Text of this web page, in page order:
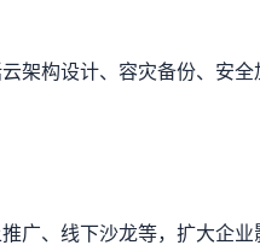
架构设计、容灾备份、安
广、线下沙龙等，扩大企